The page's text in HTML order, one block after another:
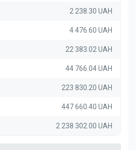
2 238.30 UAH
4 476.60 UAH
22 383.02 UAH
44 766.04 UAH
223 830.20 UAH
447 660.40 UAH
2 238 302.00 UAH